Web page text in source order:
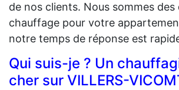
de nos clients. Nous sommes
chauffage pour votre
notre temps de réponse est
Qui suis-je ? Un
cher sur VILLERS-